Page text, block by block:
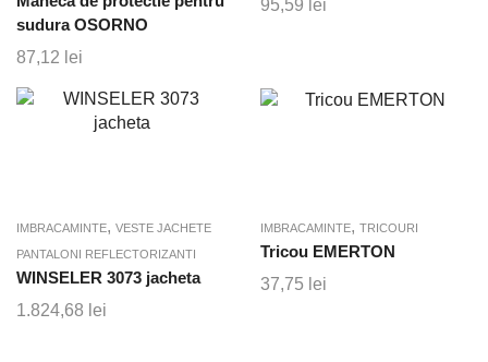
sudura OSORNO
87,12 lei
95,59 lei
IMBRACAMINTE, VESTE JACHETE
PANTALONI REFLECTORIZANTI
WINSELER 3073 jacheta
1.824,68 lei
IMBRACAMINTE, TRICOURI
Tricou EMERTON
37,75 lei